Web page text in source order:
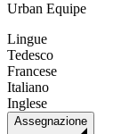
Urban Equipe
Lingue
Tedesco
Francese
Italiano
Inglese
Assegnazione